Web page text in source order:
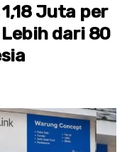
Juta per
dari 80